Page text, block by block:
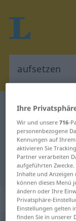
Deutsch-
Deutsch-
für
Ihre
Wir und unsere716-
personenbezogene
Kennungen auf
aktivieren Sie
Partner verarbeiten
aufgeführten
Inhalte und Anzeigen
können dieses Menü
ändern oder Ihre
Privatsphäre-
Einstellungen gelten
finden Sie in unserer